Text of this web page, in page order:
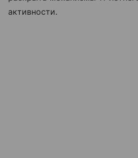
активности.